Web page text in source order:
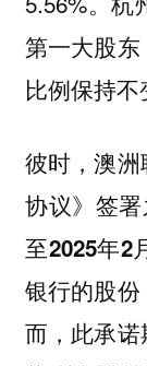
第一大股
比例保持不
彼时，澳
协议》签
至2025年2
银行的股
而，此承